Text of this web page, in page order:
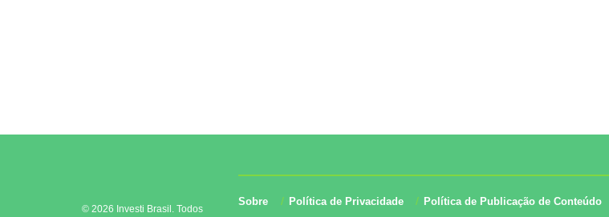
© 2026 Investi Brasil. Todos
Sobre Política de Privacidade Política de Publicação de Conteúdo